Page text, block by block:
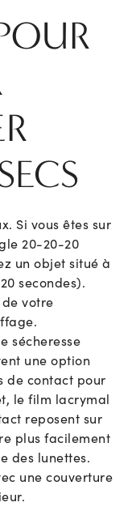
Si vous êtes sur
20-20-20
un objet situé à
secondes).
votre
sécheresse
une option
de contact pour
le film lacrymal
reposent sur
plus facilement
des lunettes.
une couverture